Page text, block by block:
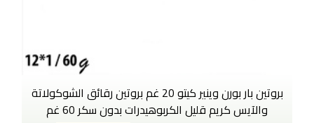
بروتين بار بورن وينير كيتو 20 غم بروتين رقائق الشوكولاتة
والآيس كريم قليل الكربوهيدرات بدون سكر 60 غم